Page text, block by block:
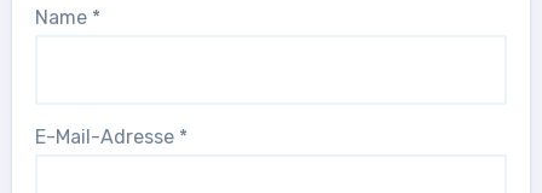
Name *
E-Mail-Adresse *